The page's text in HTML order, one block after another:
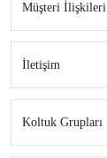
Müşteri İlişkileri
İletişim
Koltuk Grupları